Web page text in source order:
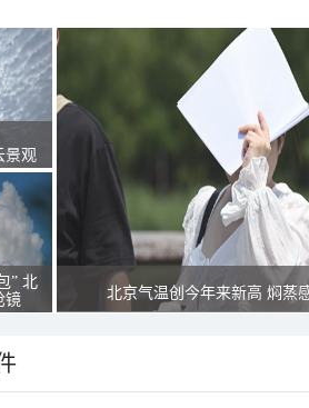
景观
” 北
镜
北京气温创今年来新高 焖蒸